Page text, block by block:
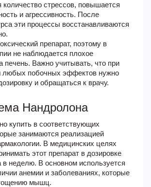
количество стрессов, повышается
и агрессивность. После
эти процессы восстанавливаются
препарат, поэтому в
не наблюдается плохое
печень. Важно учитывать, что при
любых побочных эффектов нужно
и обращаться к врачу.
Нандролона
купить в соответствующих
занимаются реализацией
В медицинских целях
этот препарат в дозировке
в неделю. В основном используется
анемии и заболеваниях, которые
мышц.